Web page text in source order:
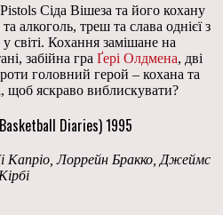
Сіда Вішеза та його кохану
алкоголь, треш та слава однієї з
світі. Кохання замішане на
забійна гра Ґері Олдмена, дві
головний герой – кохана та
щоб яскраво виблискувати?
Diaries) 1995
Капріо, Лоррейн Бракко, Джеймс